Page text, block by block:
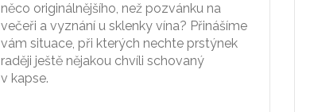
něco originálnějšího, než pozvánku na
večeři a vyznání u sklenky vína? Přinášíme
vám situace, při kterých nechte prstýnek
raději ještě nějakou chvíli schovaný
v kapse.